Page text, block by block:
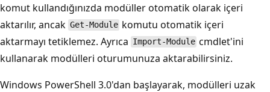
komut kullandığınızda modüller otomatik olarak içeri
aktarılır, ancak Get-Module komutu otomatik içeri
aktarmayı tetiklemez. Ayrıca Import-Module cmdlet'ini
kullanarak modülleri oturumunuza aktarabilirsiniz.
Windows PowerShell 3.0'dan başlayarak, modülleri uzak